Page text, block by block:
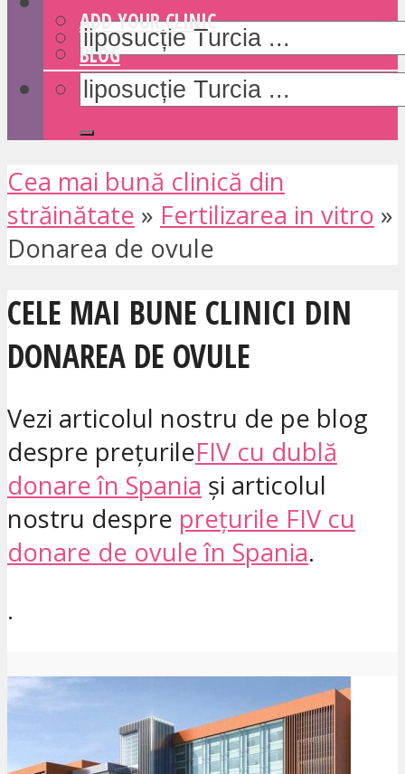
ADD YOUR CLINIC
BLOG
Cea mai bună clinică din
străinătate » Fertilizarea in vitro »
Donarea de ovule
CELE MAI BUNE CLINICI DIN
DONAREA DE OVULE
Vezi articolul nostru de pe blog
despre prețurileFIV cu dublă
donare în Spania și articolul
nostru despre prețurile FIV cu
donare de ovule în Spania.
.